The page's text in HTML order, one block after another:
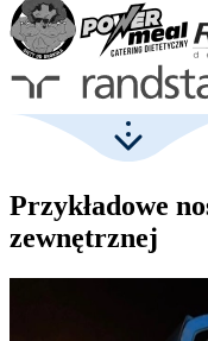
Przykładowe
zewnętrznej